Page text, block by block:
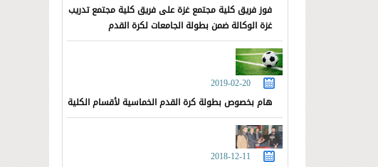
فوز فريق كلية مجتمع غزة على فريق كلية مجتمع تدريب
غزة الوكالة ضمن بطولة الجامعات لكرة القدم
2019-02-20
هام بخصوص بطولة كرة القدم الخماسية لأقسام الكلية
2018-12-11